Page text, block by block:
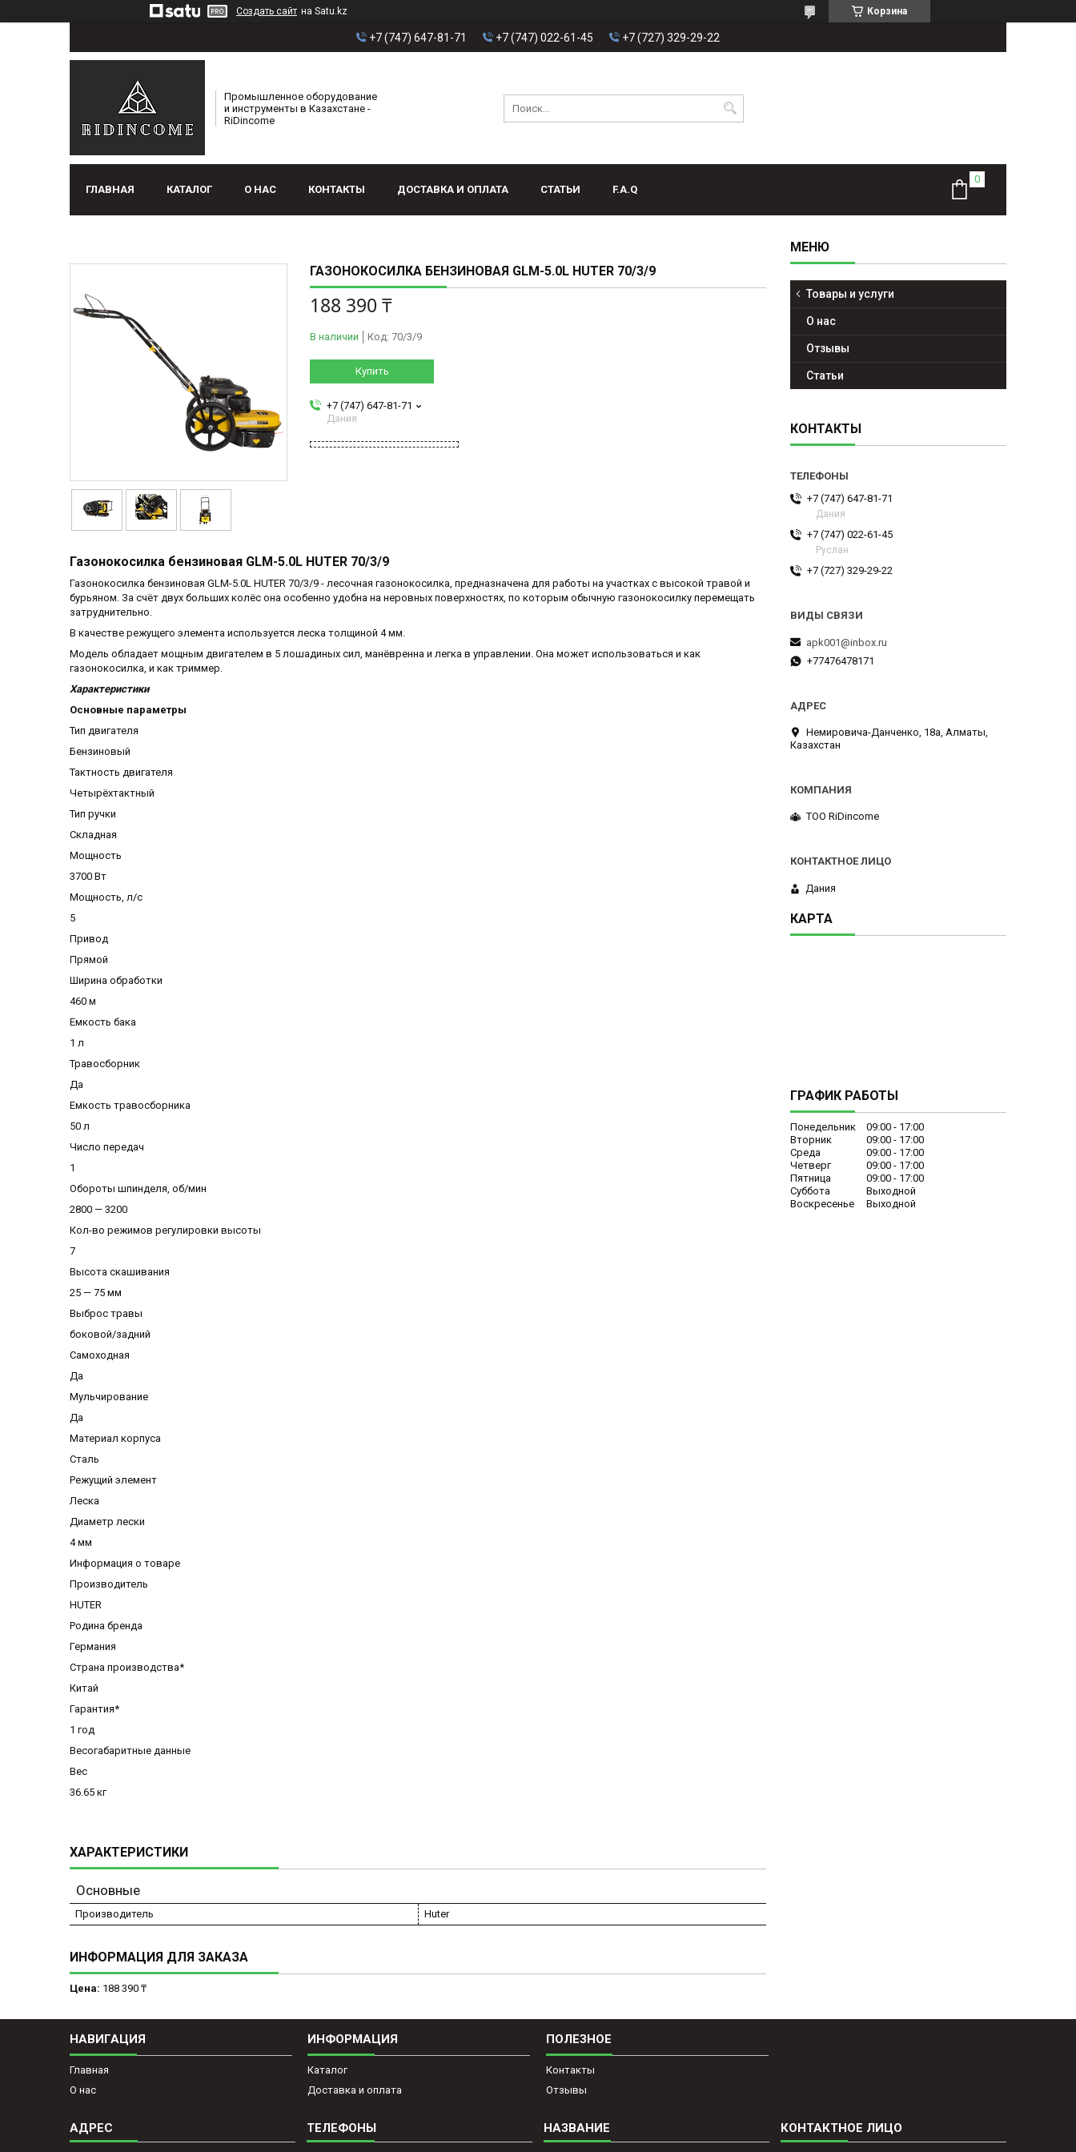
Создать сайт на Satu.kz Корзина
+7 (747) 647-81-71 +7 (747) 022-61-45 +7 (727) 329-29-22
Промышленное оборудование
и инструменты в Казахстане -
RiDincome
ГЛАВНАЯ КАТАЛОГ О НАС КОНТАКТЫ ДОСТАВКА И ОПЛАТА СТАТЬИ F.A.Q
ГАЗОНОКОСИЛКА БЕНЗИНОВАЯ GLM-5.0L HUTER 70/3/9
188 390 ₸
В наличии Код: 70/3/9
Купить
+7 (747) 647-81-71
Дания
Газонокосилка бензиновая GLM-5.0L HUTER 70/3/9
Газонокосилка бензиновая GLM-5.0L HUTER 70/3/9 - лесочная газонокосилка, предназначена для работы на участках с высокой травой и
бурьяном. За счёт двух больших колёс она особенно удобна на неровных поверхностях, по которым обычную газонокосилку перемещать
затруднительно.
В качестве режущего элемента используется леска толщиной 4 мм.
Модель обладает мощным двигателем в 5 лошадиных сил, манёвренна и легка в управлении. Она может использоваться и как
газонокосилка, и как триммер.
Характеристики
Основные параметры
Тип двигателя
Бензиновый
Тактность двигателя
Четырёхтактный
Тип ручки
Складная
Мощность
3700 Вт
Мощность, л/с
5
Привод
Прямой
Ширина обработки
460 м
Емкость бака
1 л
Травосборник
Да
Емкость травосборника
50 л
Число передач
1
Обороты шпинделя, об/мин
2800 — 3200
Кол-во режимов регулировки высоты
7
Высота скашивания
25 — 75 мм
Выброс травы
боковой/задний
Самоходная
Да
Мульчирование
Да
Материал корпуса
Сталь
Режущий элемент
Леска
Диаметр лески
4 мм
Информация о товаре
Производитель
HUTER
Родина бренда
Германия
Страна производства*
Китай
Гарантия*
1 год
Весогабаритные данные
Вес
36.65 кг
ХАРАКТЕРИСТИКИ
Основные
Производитель Huter
ИНФОРМАЦИЯ ДЛЯ ЗАКАЗА
Цена: 188 390 ₸
Товары и услуги
О нас
Отзывы
Статьи
КОНТАКТЫ
+7 (747) 647-81-71
Дания
+7 (747) 022-61-45
Руслан
+7 (727) 329-29-22
apk001@inbox.ru
+77476478171
Немировича-Данченко, 18а, Алматы,
Казахстан
ТОО RiDincome
Дания
КАРТА
ГРАФИК РАБОТЫ
Понедельник 09:00
17:00
Вторник
09:00
17:00
Среда
09:00
17:00
Четверг
09:00
17:00
Пятница
09:00
17:00
Суббота
Выходной
Воскресенье
Выходной
НАВИГАЦИЯ
Главная
О нас
ИНФОРМАЦИЯ
Каталог
Доставка и оплата
ПОЛЕЗНОЕ
Контакты
Отзывы